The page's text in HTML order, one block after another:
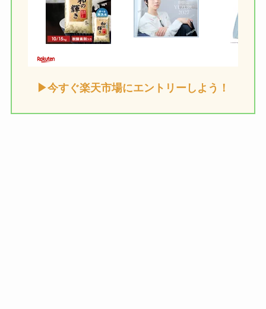
▶今すぐ楽天市場にエントリーしよう！